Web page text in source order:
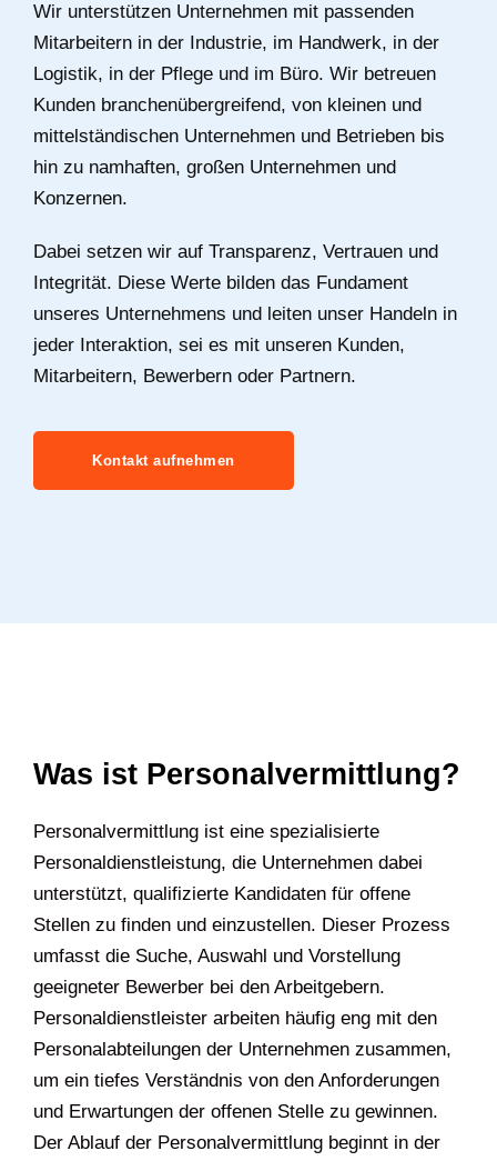
Wir unterstützen Unternehmen mit passenden
Mitarbeitern in der Industrie, im Handwerk, in der
Logistik, in der Pflege und im Büro. Wir betreuen
Kunden branchenübergreifend, von kleinen und
mittelständischen Unternehmen und Betrieben bis
hin zu namhaften, großen Unternehmen und
Konzernen.
Dabei setzen wir auf Transparenz, Vertrauen und
Integrität. Diese Werte bilden das Fundament
unseres Unternehmens und leiten unser Handeln in
jeder Interaktion, sei es mit unseren Kunden,
Mitarbeitern, Bewerbern oder Partnern.
Kontakt aufnehmen
Was ist Personalvermittlung?
Personalvermittlung ist eine spezialisierte
Personaldienstleistung, die Unternehmen dabei
unterstützt, qualifizierte Kandidaten für offene
Stellen zu finden und einzustellen. Dieser Prozess
umfasst die Suche, Auswahl und Vorstellung
geeigneter Bewerber bei den Arbeitgebern.
Personaldienstleister arbeiten häufig eng mit den
Personalabteilungen der Unternehmen zusammen,
um ein tiefes Verständnis von den Anforderungen
und Erwartungen der offenen Stelle zu gewinnen.
Der Ablauf der Personalvermittlung beginnt in der